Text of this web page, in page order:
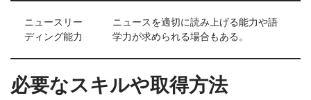
ニュースリー
ディング能力
ニュースを適切に読み上げる能力や語
学力が求められる場合もある。
必要なスキルや取得方法